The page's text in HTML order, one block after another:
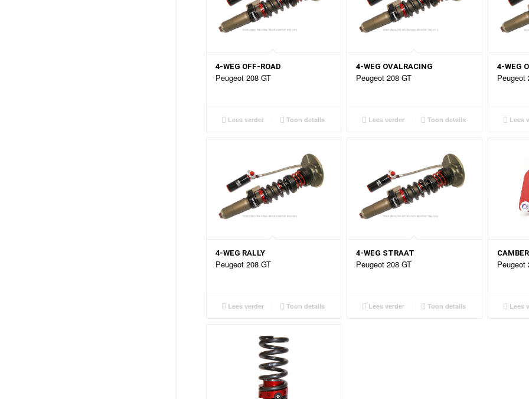
4-WEG OFF-ROAD
Peugeot 208 GT
Lees verder Toon details
4-WEG OVALRACING
Peugeot 208 GT
Lees verder Toon details
4-WEG
Peugeot
Lees
4-WEG RALLY
Peugeot 208 GT
Lees verder Toon details
4-WEG STRAAT
Peugeot 208 GT
Lees verder Toon details
Peugeot
Lees